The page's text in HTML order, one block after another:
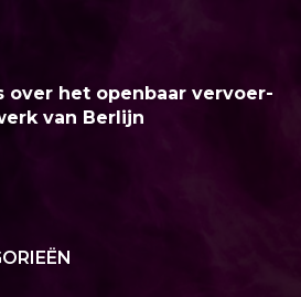
over het openbaar vervoer-
van Berlijn